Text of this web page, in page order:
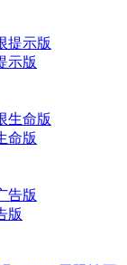
示版
命版
版